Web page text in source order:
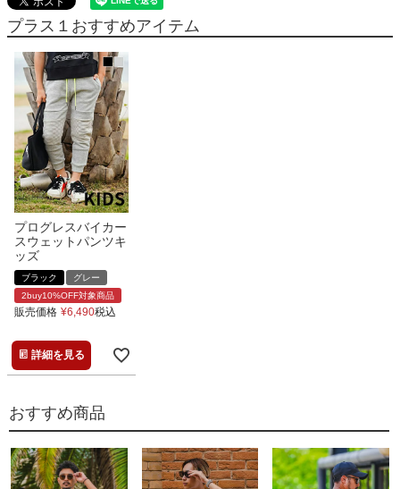
プラス１おすすめアイテム
プログレスバイカー
スウェットパンツキ
ッズ
ブラック
グレー
2buy10%OFF対象商品
販売価格 ¥6,490税込
詳細を見る
おすすめ商品